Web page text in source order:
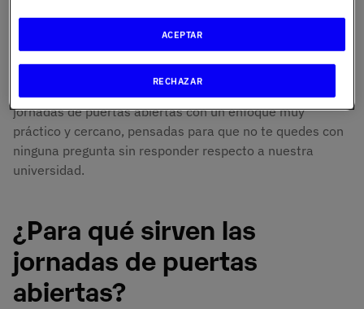
jornadas de puertas abiertas con un enfoque muy
práctico y cercano, pensadas para que no te quedes con
ninguna pregunta sin responder respecto a nuestra
universidad.
¿Para qué sirven las
jornadas de puertas
abiertas?
RECHAZAR
ACEPTAR